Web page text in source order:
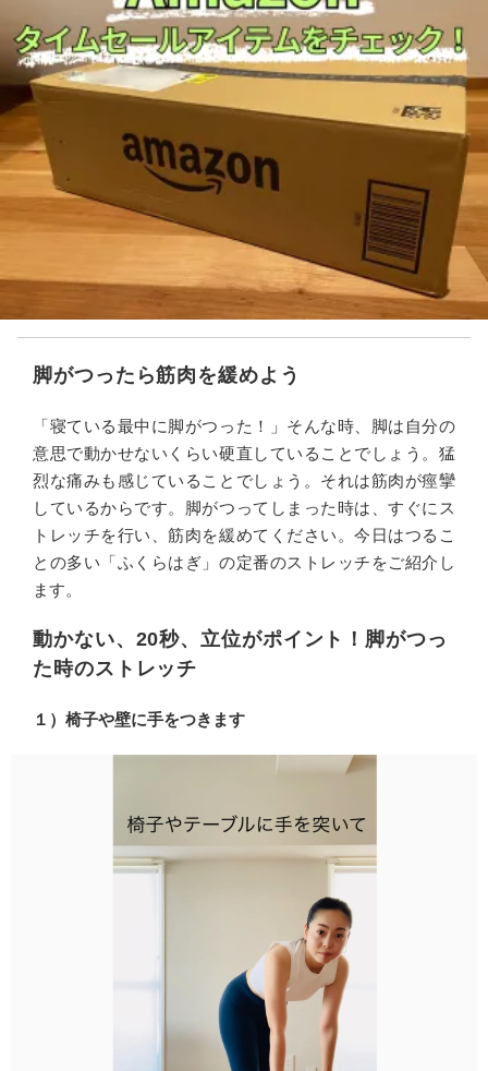
脚がつったら筋肉を緩めよう
「寝ている最中に脚がつった！」そんな時、脚は自分の
意思で動かせないくらい硬直していることでしょう。猛
烈な痛みも感じていることでしょう。それは筋肉が痙攣
しているからです。脚がつってしまった時は、すぐにス
トレッチを行い、筋肉を緩めてください。今日はつるこ
との多い「ふくらはぎ」の定番のストレッチをご紹介し
ます。
動かない、20秒、立位がポイント！脚がつっ
た時のストレッチ
１）椅子や壁に手をつきます